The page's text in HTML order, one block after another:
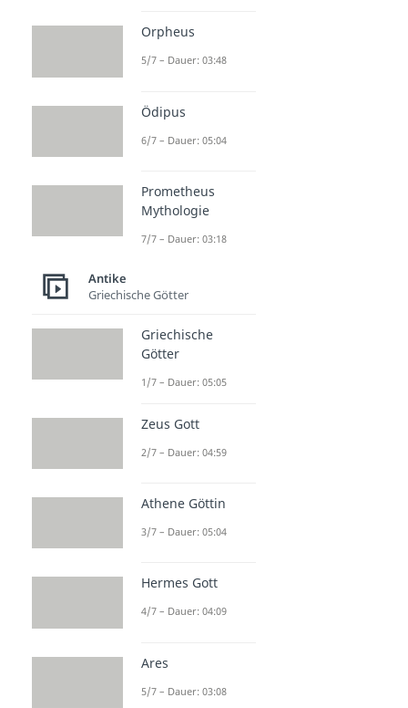
Orpheus
5/7 – Dauer: 03:48
Ödipus
6/7 – Dauer: 05:04
Prometheus
Mythologie
7/7 – Dauer: 03:18
Antike
Griechische Götter
Griechische
Götter
1/7 – Dauer: 05:05
Zeus Gott
2/7 – Dauer: 04:59
Athene Göttin
3/7 – Dauer: 05:04
Hermes Gott
4/7 – Dauer: 04:09
Ares
5/7 – Dauer: 03:08